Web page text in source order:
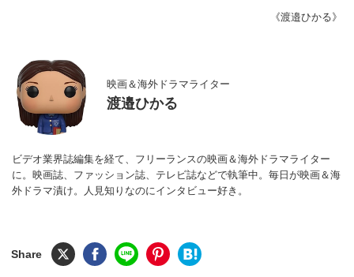
《渡邉ひかる》
映画＆海外ドラマライター
渡邉ひかる
ビデオ業界誌編集を経て、フリーランスの映画＆海外ドラマライター
に。映画誌、ファッション誌、テレビ誌などで執筆中。毎日が映画＆海
外ドラマ漬け。人見知りなのにインタビュー好き。